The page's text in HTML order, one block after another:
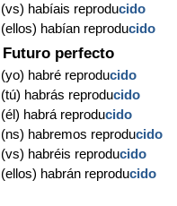
(vs) habíais reproducido
(ellos) habían reproducido
Futuro perfecto
(yo) habré reproducido
(tú) habrás reproducido
(él) habrá reproducido
(ns) habremos reproducido
(vs) habréis reproducido
(ellos) habrán reproducido